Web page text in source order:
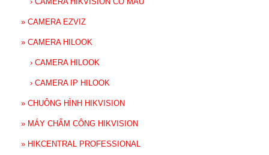
» CAMERA EZVIZ
» CAMERA HILOOK
› CAMERA HILOOK
› CAMERA IP HILOOK
» CHUÔNG HÌNH HIKVISION
» MÁY CHẤM CÔNG HIKVISION
» HIKCENTRAL PROFESSIONAL